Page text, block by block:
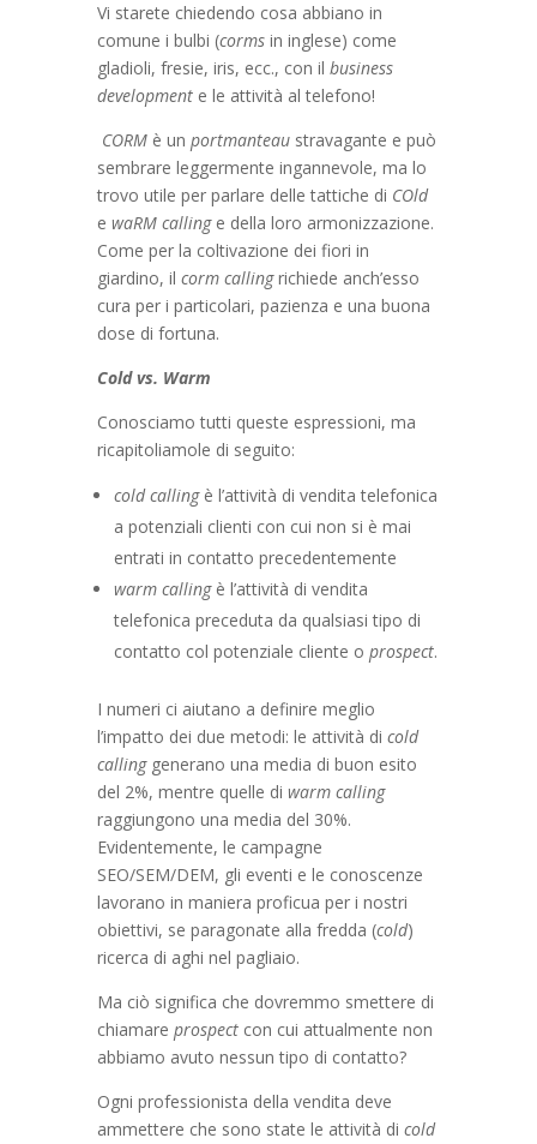
Vi starete chiedendo cosa abbiano in
comune i bulbi (cormsin inglese) come
gladioli, fresie, iris, ecc., con il business
developmente le attività al telefono!
CORMè un portmanteaustravagante e può
sembrare leggermente ingannevole, ma lo
trovo utile per parlare delle tattiche di COld
e waRM callinge della loro armonizzazione.
Come per la coltivazione dei fiori in
giardino, il corm callingrichiede anch’esso
cura per i particolari, pazienza e una buona
dose di fortuna.
Cold vs. Warm
Conosciamo tutti queste espressioni, ma
ricapitoliamole di seguito:
cold callingè l’attività di vendita telefonica
a potenziali clienti con cui non si è mai
entrati in contatto precedentemente
warm callingè l’attività di vendita
telefonica preceduta da qualsiasi tipo di
contatto col potenziale cliente o prospect.
I numeri ci aiutano a definire meglio
l’impatto dei due metodi: le attività di cold
callinggenerano una media di buon esito
del 2%, mentre quelle di warm calling
raggiungono una media del 30%.
Evidentemente, le campagne
SEO/SEM/DEM, gli eventi e le conoscenze
lavorano in maniera proficua per i nostri
obiettivi, se paragonate alla fredda (cold)
ricerca di aghi nel pagliaio.
Ma ciò significa che dovremmo smettere di
chiamare prospectcon cui attualmente non
abbiamo avuto nessun tipo di contatto?
Ogni professionista della vendita deve
ammettere che sono state le attività di cold